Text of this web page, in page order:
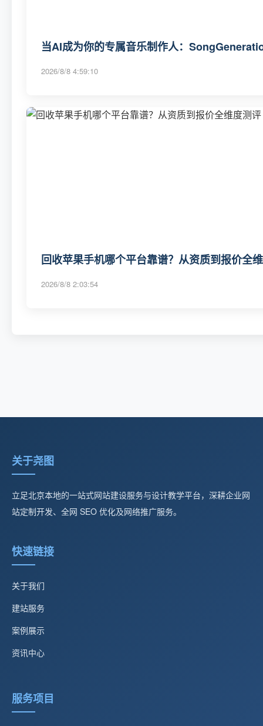
当AI成为你的专属音乐制作人：
2026/8/8 4:59:10
回收苹果手机哪个平台靠谱？从资质到报价全
2026/8/8 2:03:54
关于尧图
立足北京本地的一站式网站建设服务与设计教学平台，深耕企业网
站定制开发、全网 SEO 优化及网络推广服务。
快速链接
关于我们
建站服务
案例展示
资讯中心
服务项目